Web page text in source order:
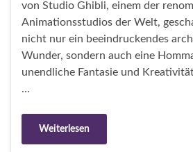
von Studio Ghibli, einem der
Animationsstudios der Welt,
nicht nur ein beeindruckendes
Wunder, sondern auch eine
unendliche Fantasie und
…
Weiterlesen